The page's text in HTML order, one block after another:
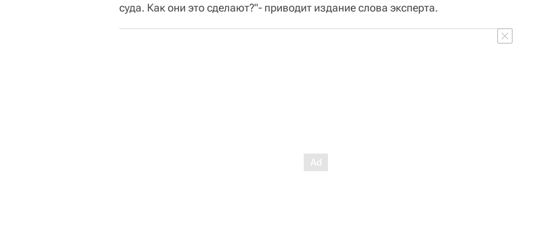
суда. Как они это сделают?"- приводит издание слова эксперта.